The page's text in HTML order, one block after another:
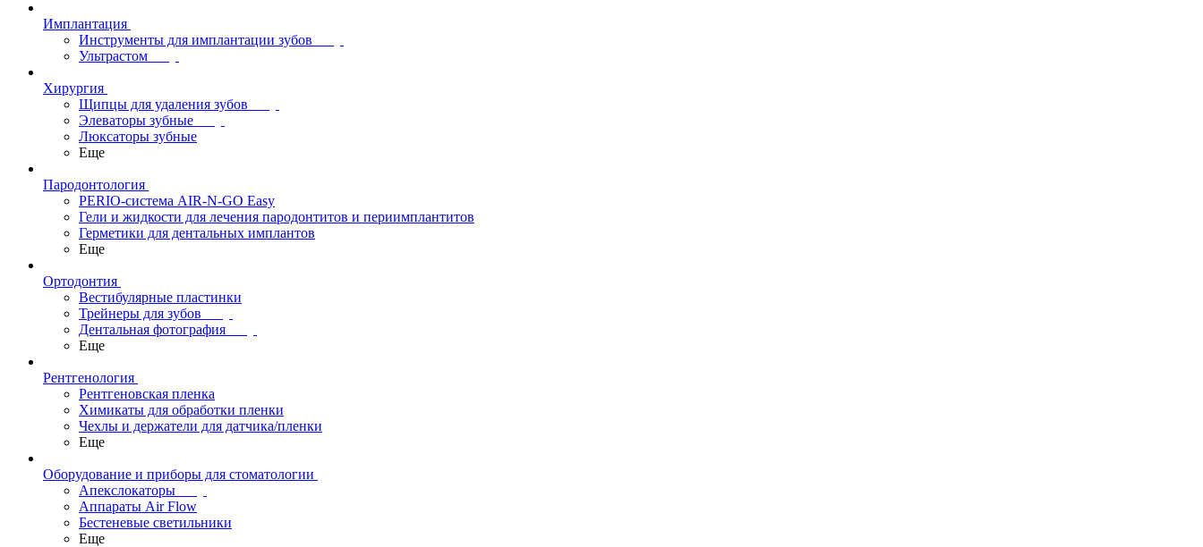
Имплантация
Инструменты для имплантации зубов
Ультрастом
Хирургия
Щипцы для удаления зубов
Элеваторы зубные
Люксаторы зубные
Еще
Пародонтология
PERIO-система AIR-N-GO Easy
Гели и жидкости для лечения пародонтитов и периимплантитов
Герметики для дентальных имплантов
Еще
Ортодонтия
Вестибулярные пластинки
Трейнеры для зубов
Дентальная фотография
Еще
Рентгенология
Рентгеновская пленка
Химикаты для обработки пленки
Чехлы и держатели для датчика/пленки
Еще
Оборудование и приборы для стоматологии
Апекслокаторы
Аппараты Air Flow
Бестеневые светильники
Еще